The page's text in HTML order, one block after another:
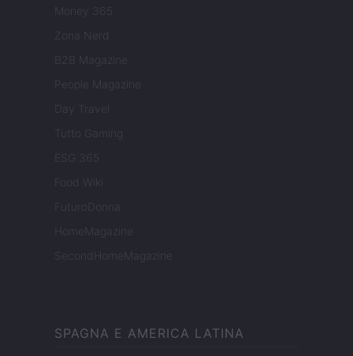
Money 365
Zona Nerd
B2B Magazine
People Magazine
Day Travel
Tutto Gaming
ESG 365
Food Wiki
FuturoDonna
HomeMagazine
SecondHomeMagazine
SPAGNA E AMERICA LATINA